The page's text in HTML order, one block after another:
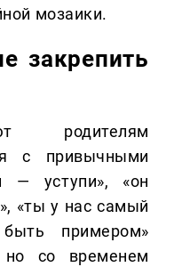
мозаики.
закрепить
родителям
с привычными
— уступи», «он
«ты у нас самый
примером»
но со временем